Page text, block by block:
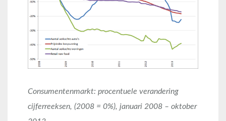
Consumentenmarkt: procentuele verandering
cijferreeksen, (2008 = 0%), januari 2008 – oktober